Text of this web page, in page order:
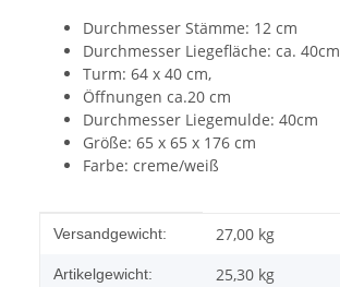
Durchmesser Stämme: 12 cm
Durchmesser Liegefläche: ca. 40cm
Turm: 64 x 40 cm,
Öffnungen ca.20 cm
Durchmesser Liegemulde: 40cm
Größe: 65 x 65 x 176 cm
Farbe: creme/weiß
Produkteigenschaft
Wert
Versandgewicht: 27,00 kg
Artikelgewicht: 25,30 kg